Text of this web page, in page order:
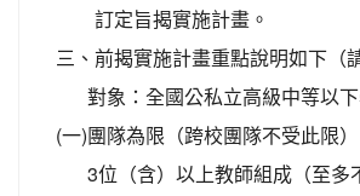
訂定旨揭實施計畫。
三、 前揭實施計畫重點說明如下（
(一)
對象：全國公私立高級中等以
團隊為限（跨校團隊不受此限
3位（含）以上教師組成（至多